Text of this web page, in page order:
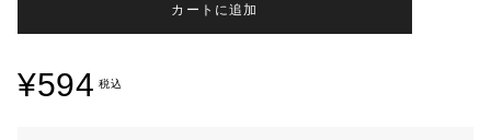
カートに追加
¥594 税込